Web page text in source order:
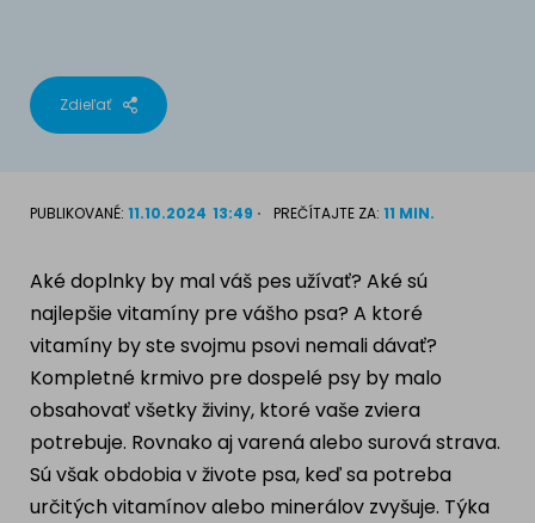
Život so psom
Doplnky pre psa
PLEMENÁ PSOV
Dalmatín
Francúzsky buldog
Zlatý retriever
Nemecký ovčiak
Výchova mačky
Príslušenstvo pre mačky
PLEMENÁ MAČIEK
Britská krátkosrstá mačka
Ruská modrá mačka
Nórska lesná mačka
Barmská mačka
Zdieľať
PUBLIKOVANÉ: 11.10.2024 13:49 PREČÍTAJTE ZA: 11 MIN.
Aké doplnky by mal váš pes užívať? Aké sú
najlepšie vitamíny pre vášho psa? A ktoré
vitamíny by ste svojmu psovi nemali dávať?
Kompletné krmivo pre dospelé psy by malo
obsahovať všetky živiny, ktoré vaše zviera
potrebuje. Rovnako aj varená alebo surová strava.
Sú však obdobia v živote psa, keď sa potreba
určitých vitamínov alebo minerálov zvyšuje. Týka